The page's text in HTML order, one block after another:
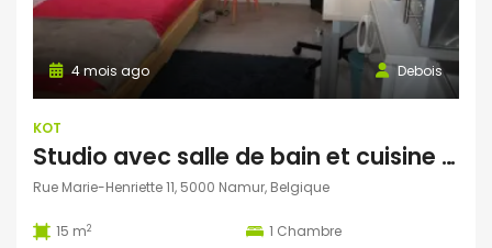
Debois
4 mois ago
KOT
Studio avec salle de bain et cuisine personnelles libre au 1er septembre
Rue Marie-Henriette 11, 5000 Namur, Belgique
15 m2 1 Chambre